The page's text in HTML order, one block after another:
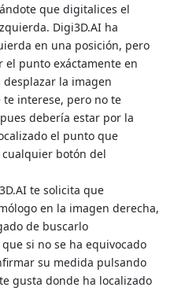
que digitalices el
Digi3D.AI ha
en una posición, pero
punto exáctamente en
la imagen
interese, pero no te
debería estar por la
el punto que
botón del
te solicita que
en la imagen derecha,
de buscarlo
si no se ha equivocado
su medida pulsando
gusta donde ha localizado